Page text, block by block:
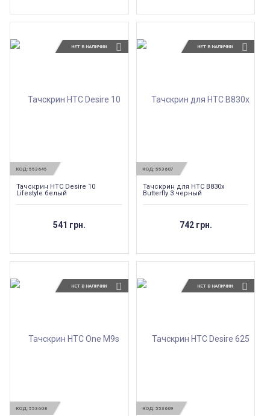
НЕТ В НАЛИЧИИ
КОД: 553645
Тачскрин HTC Desire 10
Lifestyle белый
541 грн.
НЕТ В НАЛИЧИИ
КОД: 553607
Тачскрин для HTC B830x
Butterfly 3 черный
742 грн.
НЕТ В НАЛИЧИИ
КОД: 553608
НЕТ В НАЛИЧИИ
КОД: 553609